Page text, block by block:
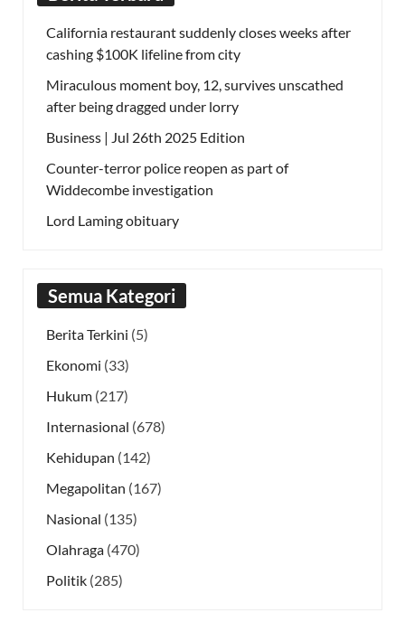
California restaurant suddenly closes weeks after
cashing $100K lifeline from city
Miraculous moment boy, 12, survives unscathed
after being dragged under lorry
Business | Jul 26th 2025 Edition
Counter-terror police reopen as part of
Widdecombe investigation
Lord Laming obituary
Semua Kategori
Berita Terkini (5)
Ekonomi (33)
Hukum (217)
Internasional (678)
Kehidupan (142)
Megapolitan (167)
Nasional (135)
Olahraga (470)
Politik (285)